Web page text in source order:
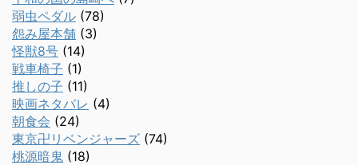
弱虫ペダル (78)
怨み屋本舗 (3)
怪獣8号 (14)
戦車椅子 (1)
推しの子 (11)
映画ネタバレ (4)
朝食会 (24)
東京卍リベンジャーズ (74)
桃源暗鬼 (18)